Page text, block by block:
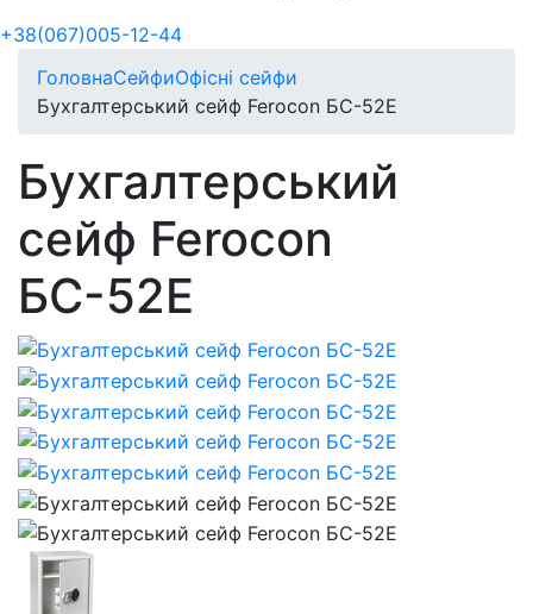
+38(067)005-12-44
ГоловнаСейфиОфісні сейфи
Бухгалтерський сейф Ferocon БС-52Е
Бухгалтерський
сейф Ferocon
БС-52Е